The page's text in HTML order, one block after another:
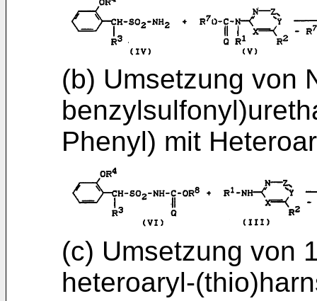
(b) Umsetzung von
Phenyl) mit
(c) Umsetzung von
heteroaryl-